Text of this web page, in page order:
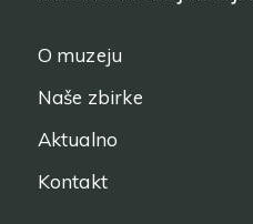
O muzeju
Naše zbirke
Aktualno
Kontakt